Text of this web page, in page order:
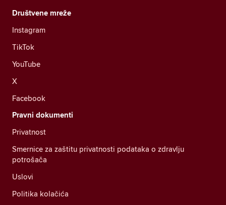
Društvene mreže
Instagram
TikTok
YouTube
X
Facebook
Pravni dokumenti
Privatnost
Smernice za zaštitu privatnosti podataka o zdravlju
potrošača
Uslovi
Politika kolačića